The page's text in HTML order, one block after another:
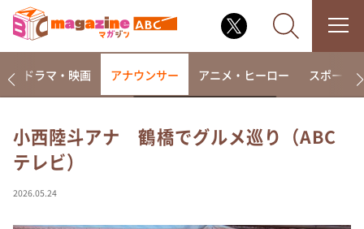
なるみ・岡村の過ぎるTV
相席食堂
ドラマ・映画 アナウンサー アニメ・ヒーロー スポーツ
小西陸斗アナ 鶴橋でグルメ巡り（ABC
テレビ）
2026.05.24